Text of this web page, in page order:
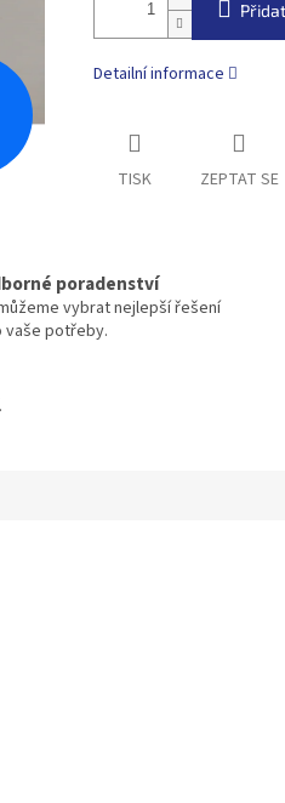
Detailní informace
TISK ZEPTAT SE
poradenství
vybrat nejlepší řešení
vaše potřeby.